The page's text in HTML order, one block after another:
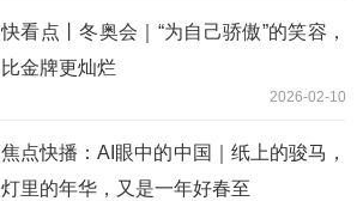
快看点丨冬奥会｜“为自己骄傲”的笑容，
比金牌更灿烂
2026-02-10
焦点快播：AI眼中的中国｜纸上的骏马，
灯里的年华，又是一年好春至